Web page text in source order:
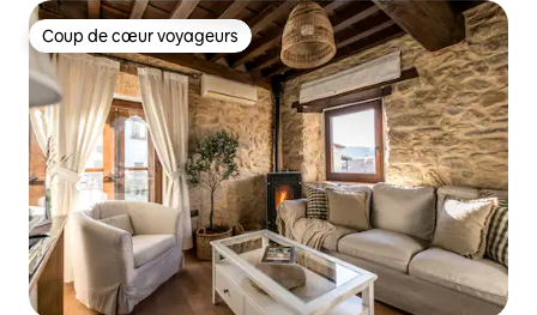
Coup de cœur voyageurs
Coup de cœur voyageurs